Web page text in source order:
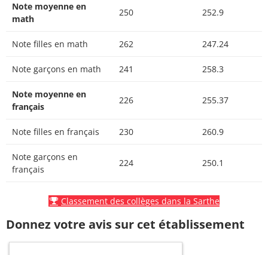
Note moyenne en
math
250 252.9
Note filles en math 262 247.24
Note garçons en math 241 258.3
Note moyenne en
français
226 255.37
Note filles en français 230 260.9
Note garçons en
français
224 250.1
Classement des collèges dans la Sarthe
Donnez votre avis sur cet établissement